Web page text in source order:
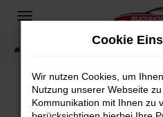
Zum
springen
Cookie
Wir nutzen Cookies, um
Nutzung unserer Webseite
Kommunikation mit Ihnen zu